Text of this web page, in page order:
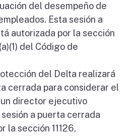
del desempeño de
Esta sesión a
autorizada por la sección
del Código de
del Delta realizará
cerrada para considerar el
director ejecutivo
a puerta cerrada
la sección 11126,